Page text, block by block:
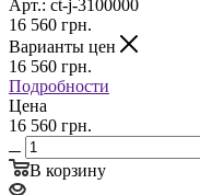
Арт.: ct-j-3100000
16 560 грн.
Варианты цен
16 560 грн.
Подробности
Цена
16 560 грн.
В корзину